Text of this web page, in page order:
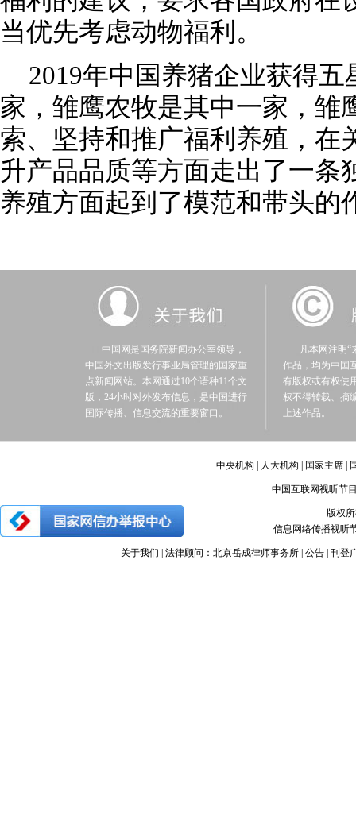
当优先考虑动物福利。
2019年中国养猪企业获得
家，雏鹰农牧是其中一家，雏
索、坚持和推广福利养殖，在
升产品品质等方面走出了一条
养殖方面起到了模范和带头的